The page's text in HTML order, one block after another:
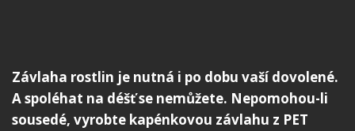
Závlaha rostlin je nutná i po dobu vaší dovolené.
A spoléhat na déšť se nemůžete. Nepomohou-li
sousedé, vyrobte kapénkovou závlahu z PET